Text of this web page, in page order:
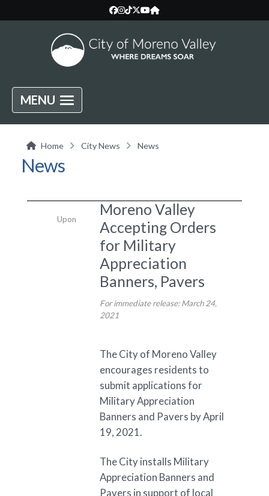
MENU
Home City News News
News
Moreno Valley
Accepting Orders
for Military
Appreciation
Banners, Pavers
For immediate release: March 24,
2021
The City of Moreno Valley
encourages residents to
submit applications for
Military Appreciation
Banners and Pavers by April
19, 2021.
The City installs Military
Appreciation Banners and
Pavers in support of local
Upon